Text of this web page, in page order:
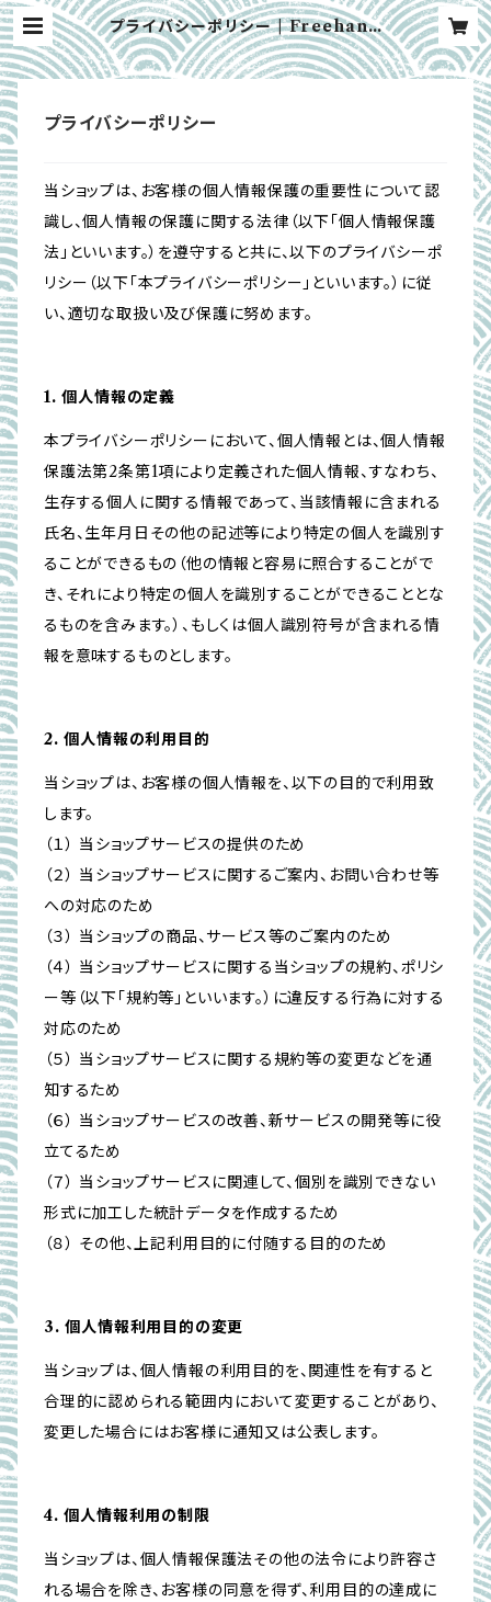
プライバシーポリシー | Freehand
Music Online Shop
プライバシーポリシー
当ショップは、お客様の個人情報保護の重要性について認
識し、個人情報の保護に関する法律（以下「個人情報保護
法」といいます。）を遵守すると共に、以下のプライバシーポ
リシー（以下「本プライバシーポリシー」といいます。）に従
い、適切な取扱い及び保護に努めます。
1. 個人情報の定義
本プライバシーポリシーにおいて、個人情報とは、個人情報
保護法第2条第1項により定義された個人情報、すなわち、
生存する個人に関する情報であって、当該情報に含まれる
氏名、生年月日その他の記述等により特定の個人を識別す
ることができるもの（他の情報と容易に照合することがで
き、それにより特定の個人を識別することができることとな
るものを含みます。）、もしくは個人識別符号が含まれる情
報を意味するものとします。
2. 個人情報の利用目的
当ショップは、お客様の個人情報を、以下の目的で利用致
します。
（１） 当ショップサービスの提供のため
（２） 当ショップサービスに関するご案内、お問い合わせ等
への対応のため
（３） 当ショップの商品、サービス等のご案内のため
（４） 当ショップサービスに関する当ショップの規約、ポリシ
ー等（以下「規約等」といいます。）に違反する行為に対する
対応のため
（５） 当ショップサービスに関する規約等の変更などを通
知するため
（６） 当ショップサービスの改善、新サービスの開発等に役
立てるため
（７） 当ショップサービスに関連して、個別を識別できない
形式に加工した統計データを作成するため
（８） その他、上記利用目的に付随する目的のため
3. 個人情報利用目的の変更
当ショップは、個人情報の利用目的を、関連性を有すると
合理的に認められる範囲内において変更することがあり、
変更した場合にはお客様に通知又は公表します。
4. 個人情報利用の制限
当ショップは、個人情報保護法その他の法令により許容さ
れる場合を除き、お客様の同意を得ず、利用目的の達成に